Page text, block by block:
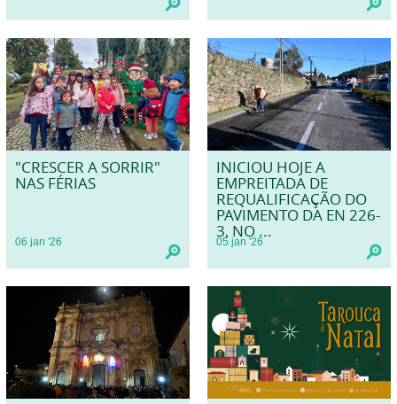
"CRESCER A SORRIR"
NAS FÉRIAS
06 jan '26
INICIOU HOJE A
EMPREITADA DE
REQUALIFICAÇÃO DO
PAVIMENTO DA EN 226-
3, NO ...
05 jan '26